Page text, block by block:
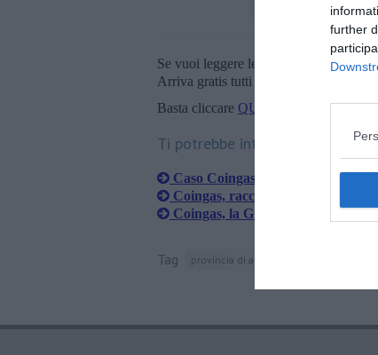
further
Se vuoi leggere le notizie principali
Arriva gratis tutti i giorni alle 20:00
Basta cliccare QUI
Ti potrebbe interessare anche:
Caso Coingas al centro del
Coingas, raccolta firme per
Coingas, la Giunta gioca "in
Tag provincia di arezzo